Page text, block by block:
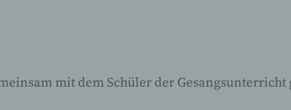
mit dem Schüler der Gesangsunterricht
Vorgang oder
Zusammenhang mit
Ordnen, die
oder Veränderung, das